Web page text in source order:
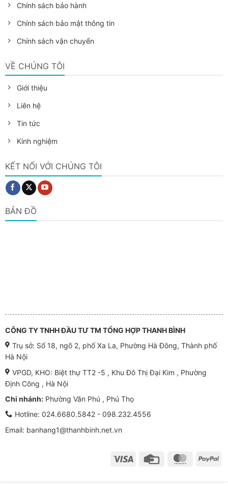
Chính sách bảo hành
Chính sách bảo mật thông tin
Chính sách vận chuyển
VỀ CHÚNG TÔI
Giới thiệu
Liên hệ
Tin tức
Kinh nghiệm
KẾT NỐI VỚI CHÚNG TÔI
BẢN ĐỒ
CÔNG TY TNHH ĐẦU TƯ TM TỔNG HỢP THANH BÌNH
Trụ sở: Số 18, ngõ 2, phố Xa La, Phường Hà Đông, Thành phố
Hà Nội
VPGD, KHO: Biệt thự TT2 -5 , Khu Đô Thị Đại Kim , Phường
Định Công , Hà Nội
Chi nhánh:Phường Văn Phú , Phú Thọ
Hotline: 024.6680.5842 - 098.232.4556
Email: banhang1@thanhbinh.net.vn
Visa
Credit